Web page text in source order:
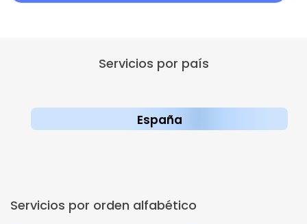
Servicios por país
España
Servicios por orden alfabético